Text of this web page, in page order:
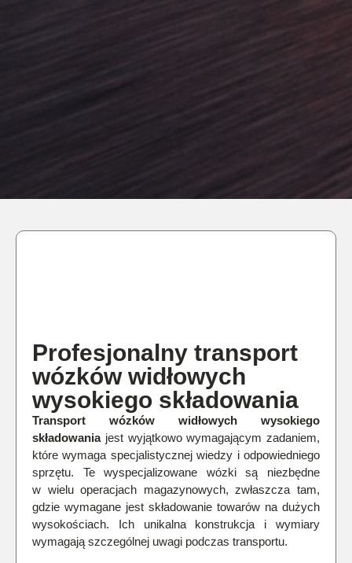
Profesjonalny transport
wózków widłowych
wysokiego składowania
Transport wózków widłowych wysokiego
składowaniajest wyjątkowo wymagającym zadaniem,
które wymaga specjalistycznej wiedzy i odpowiedniego
sprzętu. Te wyspecjalizowane wózki są niezbędne
w wielu operacjach magazynowych, zwłaszcza tam,
gdzie wymagane jest składowanie towarów na dużych
wysokościach. Ich unikalna konstrukcja i wymiary
wymagają szczególnej uwagi podczas transportu.